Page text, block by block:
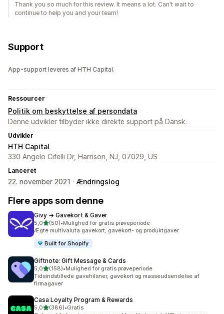
Thank you so much for this review. It means a lot. Can't wait to
continue to help you and your team!
Support
App-support leveres af HTH Capital.
Ressourcer
Politik om beskyttelse af persondata
Denne udvikler tilbyder ikke direkte support på Dansk.
Udvikler
HTH Capital
330 Angelo Cifelli Dr, Harrison, NJ, 07029, US
Lanceret
22. november 2021 · Ændringslog
Flere apps som denne
Givy → Gavekort & Gaver
5,0ud af 5 stjerner
(50)
50 anmeldelser i alt
•Mulighed for gratis prøveperiode
Ægte multivaluta gavekort, gavekort- og produktgaver
Built for Shopify
Giftnote: Gift Message & Cards
5,0ud af 5 stjerner
(158)
158 anmeldelser i alt
•Mulighed for gratis prøveperiode
Tidsindstillede gavehilsner, gavekort og masseudsendelse af
firmagaver
Casa Loyalty Program & Rewards
5,0ud af 5 stjerner
(386)
386 anmeldelser i alt
•Gratis